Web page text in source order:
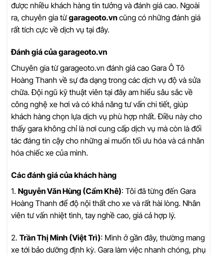
được nhiều khách hàng tin tưởng và đánh giá cao. Ngoài
ra, chuyên gia từgarageoto.vn cũng có những đánh giá
rất tích cực về dịch vụ tại đây.
Đánh giá của garageoto.vn
Chuyên gia từ garageoto.vn đánh giá cao Gara Ô Tô
Hoàng Thanh về sự đa dạng trong các dịch vụ độ và sửa
chữa. Đội ngũ kỹ thuật viên tại đây am hiểu sâu sắc về
công nghệ xe hơi và có khả năng tư vấn chi tiết, giúp
khách hàng chọn lựa dịch vụ phù hợp nhất. Điều này cho
thấy gara không chỉ là nơi cung cấp dịch vụ mà còn là đối
tác đáng tin cậy cho những ai muốn tối ưu hóa và cá nhân
hóa chiếc xe của mình.
Các đánh giá của khách hàng
1. Nguyễn Văn Hùng (Cẩm Khê): Tôi đã từng đến Gara
Hoàng Thanh để độ nội thất cho xe và rất hài lòng. Nhân
viên tư vấn nhiệt tình, tay nghề cao, giá cả hợp lý.
2. Trần Thị Minh (Việt Trì): Mình ở gần đây, thường mang
xe tới bảo dưỡng định kỳ. Gara làm việc nhanh chóng, phụ